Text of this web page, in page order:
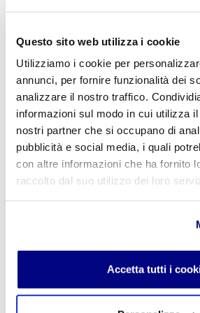
Questo sito web utilizza i cookie
Utilizziamo i cookie per
annunci, per fornire funzionalità dei
analizzare il nostro traffico.
informazioni sul modo in cui utilizza
nostri partner che si occupano di
pubblicità e social media, i quali
con altre informazioni che ha fornito
raccolto dal suo utilizzo dei loro
Accetta tutti i
obbligatori sono contrassegnati
Nome*
E-mail*